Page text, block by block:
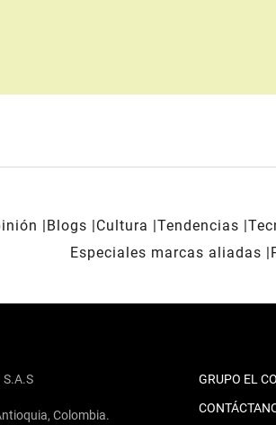
Blogs Cultura Tendencias
Especiales marcas aliadas
Colombia.
GRUPO EL